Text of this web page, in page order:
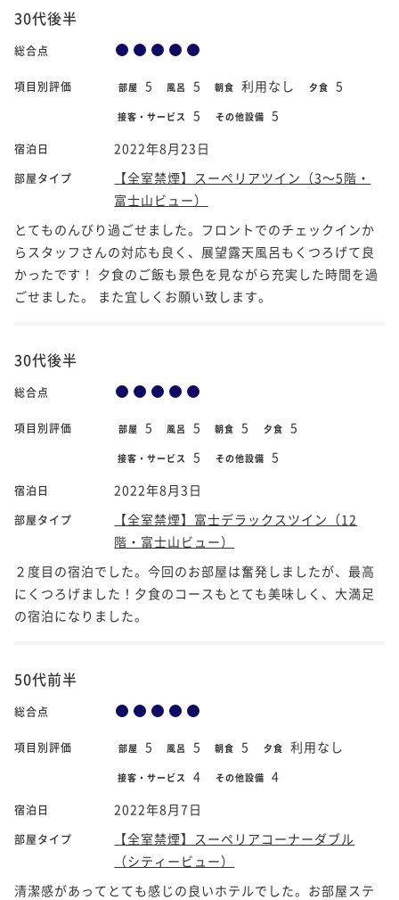
30代後半
総合点
項目別評価 部屋 5 風呂 5 朝食 利用なし 夕食 5
接客・サービス 5 その他設備 5
宿泊日 2022年8月23日
部屋タイプ
【全室禁煙】スーペリアツイン（3～5階・
富士山ビュー）
とてものんびり過ごせました。フロントでのチェックインか
らスタッフさんの対応も良く、展望露天風呂もくつろげて良
かったです！ 夕食のご飯も景色を見ながら充実した時間を過
ごせました。 また宜しくお願い致します。
30代後半
総合点
項目別評価 部屋 5 風呂 5 朝食 5 夕食 5
接客・サービス 5 その他設備 5
宿泊日 2022年8月3日
部屋タイプ
【全室禁煙】富士デラックスツイン（12
階・富士山ビュー）
２度目の宿泊でした。今回のお部屋は奮発しましたが、最高
にくつろげました！夕食のコースもとても美味しく、大満足
の宿泊になりました。
50代前半
総合点
項目別評価 部屋 5 風呂 5 朝食 5 夕食 利用なし
接客・サービス 4 その他設備 4
宿泊日 2022年8月7日
部屋タイプ
【全室禁煙】スーペリアコーナーダブル
（シティービュー）
清潔感があってとても感じの良いホテルでした。お部屋ステ